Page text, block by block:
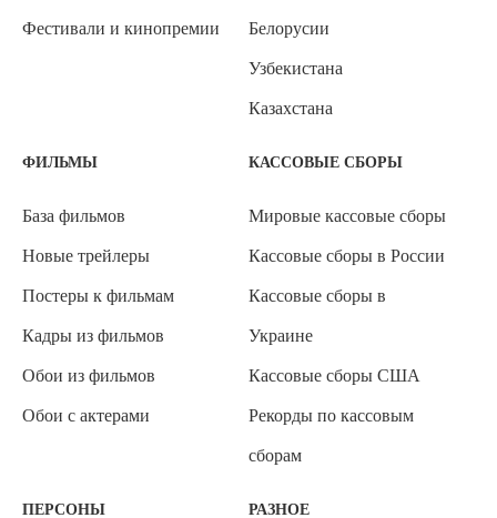
Фестивали и кинопремии Белорусии
Узбекистана
Казахстана
ФИЛЬМЫ
База фильмов
Новые трейлеры
Постеры к фильмам
Кадры из фильмов
Обои из фильмов
Обои с актерами
КАССОВЫЕ СБОРЫ
Мировые кассовые сборы
Кассовые сборы в России
Кассовые сборы в
Украине
Кассовые сборы США
Рекорды по кассовым
сборам
ПЕРСОНЫ РАЗНОЕ